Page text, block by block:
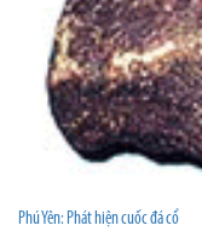
Phú Yên: Phát hiện cuốc đá cổ